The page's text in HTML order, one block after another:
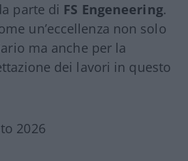
parte di FS Engeneering.
un’eccellenza non solo
ma anche per la
dei lavori in questo
2026